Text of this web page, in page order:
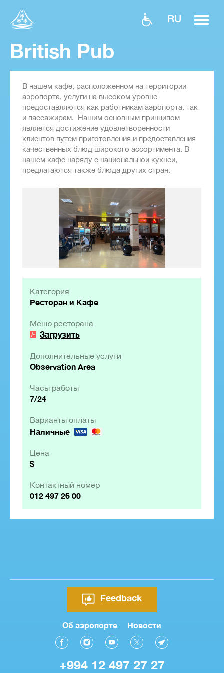
RU
British Pub
В нашем кафе, расположенном на территории
аэропорта, услуги на высоком уровне
предоставляются как работникам аэропорта, так
и пассажирам. Нашим основным принципом
является достижение удовлетворенности
клиентов путем приготовления и предоставления
качественных блюд широкого ассортимента. В
нашем кафе наряду с национальной кухней,
предлагаются также блюда других стран.
Категория
Ресторан и Кафе
Меню ресторана
Загрузить
Дополнительные услуги
Observation Area
Часы работы
7/24
Варианты оплаты
Наличные
Цена
$
Контактный номер
012 497 26 00
Feedback
Об аэропорте Новости
+994 12 497 27 27